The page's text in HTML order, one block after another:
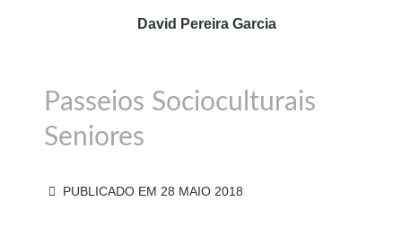
David Pereira Garcia
Passeios Socioculturais
Seniores
PUBLICADO EM 28 MAIO 2018